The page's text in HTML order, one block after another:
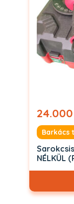
Barkács
NÉLKÜL